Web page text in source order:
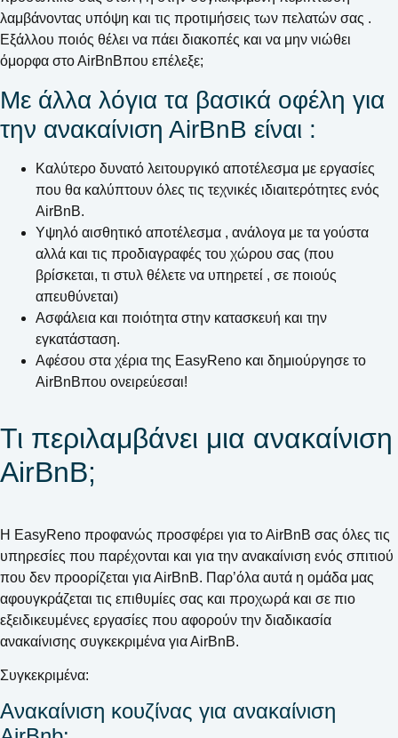
λαμβάνοντας υπόψη και τις προτιμήσεις των πελατών σας .
Εξάλλου ποιός θέλει να πάει διακοπές και να μην νιώθει
όμορφα στο ΑirΒnΒπου επέλεξε;
Με άλλα λόγια τα βασικά οφέλη για
την ανακαίνιση ΑirΒnΒ είναι :
Καλύτερο δυνατό λειτουργικό αποτέλεσμα με εργασίες
που θα καλύπτουν όλες τις τεχνικές ιδιαιτερότητες ενός
ΑirΒnΒ.
Υψηλό αισθητικό αποτέλεσμα , ανάλογα με τα γούστα
αλλά και τις προδιαγραφές του χώρου σας (που
βρίσκεται, τι στυλ θέλετε να υπηρετεί , σε ποιούς
απευθύνεται)
Ασφάλεια και ποιότητα στην κατασκευή και την
εγκατάσταση.
Αφέσου στα χέρια της EasyReno και δημιούργησε το
ΑirΒnΒπου ονειρεύεσαι!
Τι περιλαμβάνει μια ανακαίνιση
ΑirΒnΒ;
Η EasyReno προφανώς προσφέρει για το ΑirΒnΒ σας όλες τις
υπηρεσίες που παρέχονται και για την ανακαίνιση ενός σπιτιού
που δεν προορίζεται για ΑirΒnΒ. Παρ’όλα αυτά η ομάδα μας
αφουγκράζεται τις επιθυμίες σας και προχωρά και σε πιο
εξειδικευμένες εργασίες που αφορούν την διαδικασία
ανακαίνισης συγκεκριμένα για ΑirΒnΒ.
Συγκεκριμένα:
Ανακαίνιση κουζίνας για ανακαίνιση